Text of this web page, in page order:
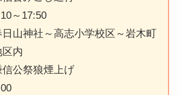
～17:50
日山神社～高志小学校区～岩木町
内
信公祭狼煙上げ